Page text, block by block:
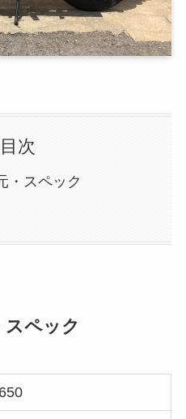
目次
・スペック
スペック